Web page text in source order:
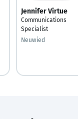
Jennifer Virtue
Communications
Specialist
Neuwied